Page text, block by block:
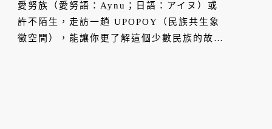
愛努族（愛努語：Aynu；日語：アイヌ）或
許不陌生，走訪一趟 UPOPOY（民族共生象
徵空間），能讓你更了解這個少數民族的故